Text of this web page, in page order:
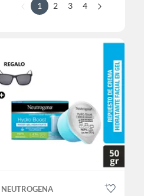
1 2 3 4
NEUTROGENA